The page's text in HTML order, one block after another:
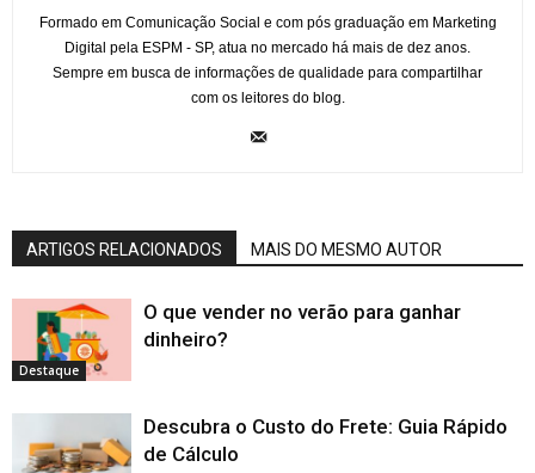
Formado em Comunicação Social e com pós graduação em Marketing
Digital pela ESPM - SP, atua no mercado há mais de dez anos.
Sempre em busca de informações de qualidade para compartilhar
com os leitores do blog.
ARTIGOS RELACIONADOS MAIS DO MESMO AUTOR
Destaque
O que vender no verão para ganhar
dinheiro?
Descubra o Custo do Frete: Guia Rápido
de Cálculo